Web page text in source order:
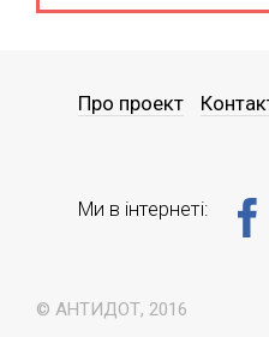
© АНТИДОТ, 2016
Про проект
Ми в інтернеті: